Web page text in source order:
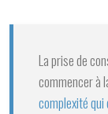
La prise de
commencer à
complexité